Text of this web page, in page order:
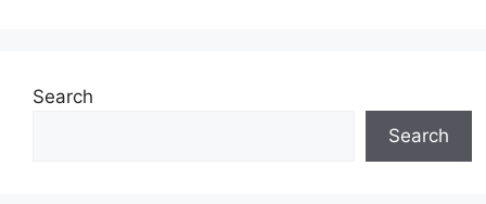
Search
Search